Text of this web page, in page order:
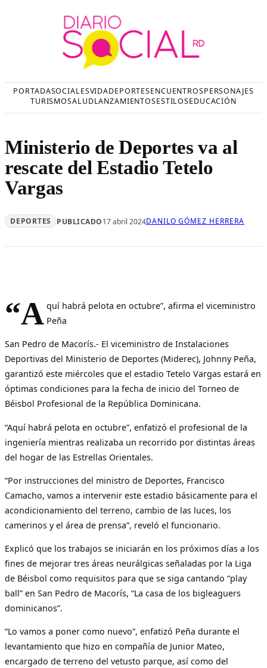
PORTADASOCIALESVIDADEPORTESENCUENTROSPERSONAJES
TURISMOSALUDLANZAMIENTOSESTILOSEDUCACIÓN
Ministerio de Deportes va al
rescate del Estadio Tetelo
Vargas
DEPORTES PUBLICADO17 abril 2024DANILO GÓMEZ HERRERA
“A quí habrá pelota en octubre”, afirma el viceministro
Peña
San Pedro de Macorís.- El viceministro de Instalaciones
Deportivas del Ministerio de Deportes (Miderec), Johnny Peña,
garantizó este miércoles que el estadio Tetelo Vargas estará en
óptimas condiciones para la fecha de inicio del Torneo de
Béisbol Profesional de la República Dominicana.
“Aquí habrá pelota en octubre”, enfatizó el profesional de la
ingeniería mientras realizaba un recorrido por distintas áreas
del hogar de las Estrellas Orientales.
“Por instrucciones del ministro de Deportes, Francisco
Camacho, vamos a intervenir este estadio básicamente para el
acondicionamiento del terreno, cambio de las luces, los
camerinos y el área de prensa”, reveló el funcionario.
Explicó que los trabajos se iniciarán en los próximos días a los
fines de mejorar tres áreas neurálgicas señaladas por la Liga
de Béisbol como requisitos para que se siga cantando “play
ball” en San Pedro de Macorís, “La casa de los bigleaguers
dominicanos”.
“Lo vamos a poner como nuevo”, enfatizó Peña durante el
levantamiento que hizo en compañía de Junior Mateo,
encargado de terreno del vetusto parque, así como del